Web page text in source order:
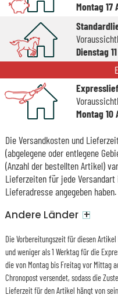
Montag 17
Dienstag
Montag 10
Die Versandkosten und
(abgelegene oder entlegene
(Anzahl der bestellten Artikel)
Lieferzeiten für jede
Lieferadresse angegeben haben.
Andere Länder +
Die Vorbereitungszeit für diesen
und weniger als 1 Werktag für die
die von Montag bis Freitag vor Mittag
Chronopost versendet, sodass die
Lieferzeit für den Artikel hängt von